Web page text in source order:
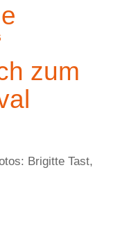
zum
Brigitte Tast,